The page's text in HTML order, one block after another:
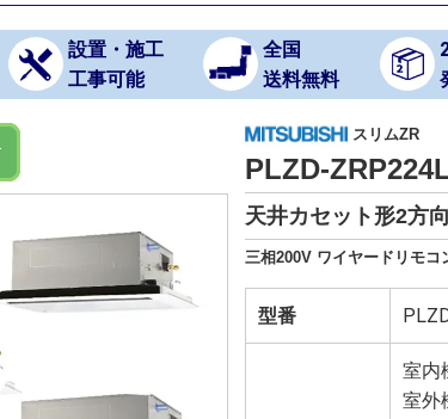
設置・施工
工事可能
全国
送料無料
スリムZR
PLZD-
天井カセット形2方
三相200V ワイヤードリモコ
型番
室内
室外